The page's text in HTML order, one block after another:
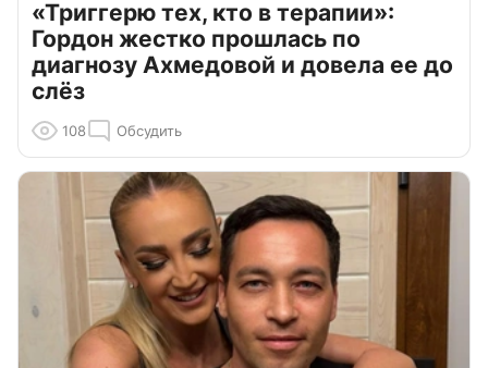
«Триггерю тех, кто в терапии»:
Гордон жестко прошлась по
диагнозу Ахмедовой и довела ее до
слёз
108 Обсудить